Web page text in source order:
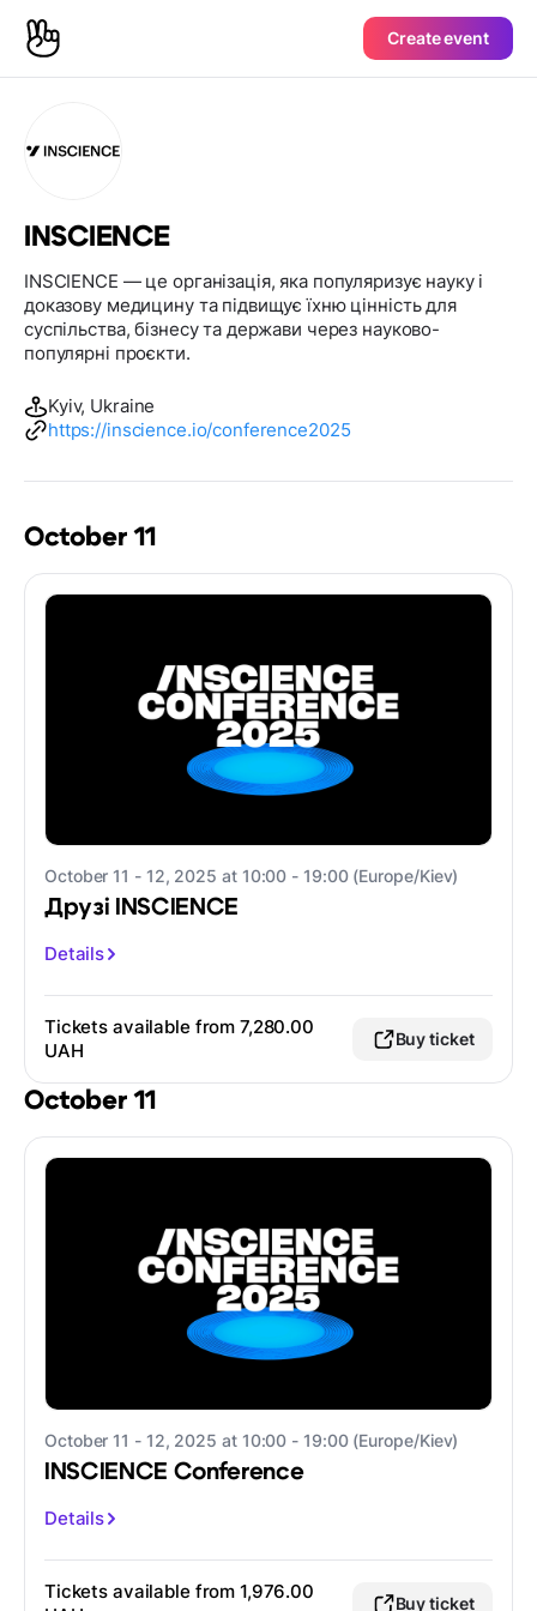
Create event
INSCIENCE
INSCIENCE — це організація, яка популяризує науку і
доказову медицину та підвищує їхню цінність для
суспільства, бізнесу та держави через науково-
популярні проєкти.
Kyiv, Ukraine
https://inscience.io/conference2025
October 11
October 11 - 12, 2025 at 10:00 - 19:00 (Europe/Kiev)
Друзі INSCIENCE
Details
Tickets available from 7,280.00
UAH
Buy ticket
October 11
October 11 - 12, 2025 at 10:00 - 19:00 (Europe/Kiev)
INSCIENCE Conference
Details
Tickets available from 1,976.00
Buy ticket